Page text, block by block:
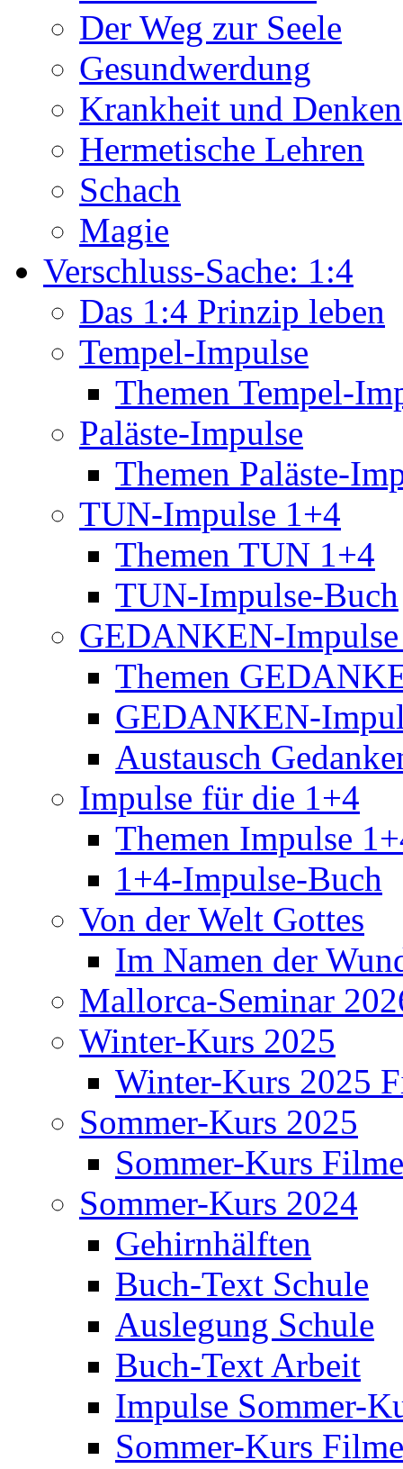
Der Weg zur Seele
Gesundwerdung
Krankheit und Denken
Hermetische Lehren
Schach
Magie
Verschluss-Sache: 1:4
Das 1:4 Prinzip leben
Tempel-Impulse
Themen Tempel-
Paläste-Impulse
Themen Paläste-
TUN-Impulse 1+4
Themen TUN 1+4
TUN-Impulse-Buch
GEDANKEN-
Themen
GEDANKEN-
Austausch
Impulse für die 1+4
Themen Impulse
1+4-Impulse-Buch
Von der Welt Gottes
Im Namen der
Mallorca-Seminar
Winter-Kurs 2025
Winter-Kurs 2025
Sommer-Kurs 2025
Sommer-Kurs Filme
Sommer-Kurs 2024
Gehirnhälften
Buch-Text Schule
Auslegung Schule
Buch-Text Arbeit
Impulse Sommer-
Sommer-Kurs Filme